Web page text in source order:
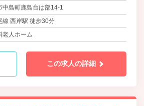
中島町鹿島台は部14-1
線 西岸駅 徒歩30分
老人ホーム
この求人の詳細